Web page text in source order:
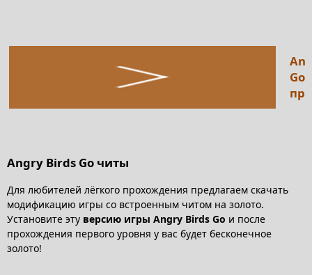
Go
Angry Birds Go читы
Для любителей лёгкого прохождения предлагаем скачать
модификацию игры со встроенным читом на золото.
Установите эту версию игры Angry Birds Go и после
прохождения первого уровня у вас будет бесконечное
золото!